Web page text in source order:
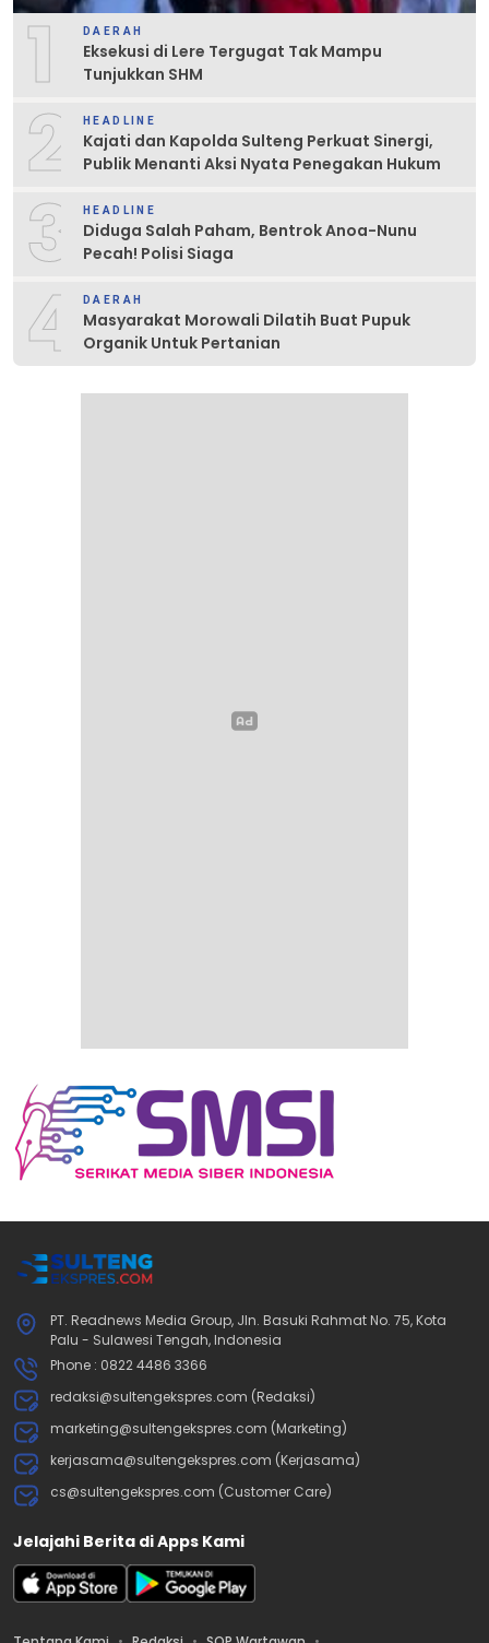
1 DAERAH
Eksekusi di Lere Tergugat Tak Mampu
Tunjukkan SHM
2 HEADLINE
Kajati dan Kapolda Sulteng Perkuat Sinergi,
Publik Menanti Aksi Nyata Penegakan Hukum
3 HEADLINE
Diduga Salah Paham, Bentrok Anoa-Nunu
Pecah! Polisi Siaga
4 DAERAH
Masyarakat Morowali Dilatih Buat Pupuk
Organik Untuk Pertanian
PT. Readnews Media Group, Jln. Basuki Rahmat No. 75, Kota
Palu - Sulawesi Tengah, Indonesia
Phone : 0822 4486 3366
redaksi@sultengekspres.com (Redaksi)
marketing@sultengekspres.com (Marketing)
kerjasama@sultengekspres.com (Kerjasama)
cs@sultengekspres.com (Customer Care)
Jelajahi Berita di Apps Kami